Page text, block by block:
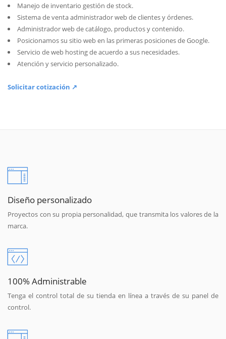
Manejo de inventario gestión de stock.
Sistema de venta administrador web de clientes y órdenes.
Administrador web de catálogo, productos y contenido.
Posicionamos su sitio web en las primeras posiciones de Google.
Servicio de web hosting de acuerdo a sus necesidades.
Atención y servicio personalizado.
Solicitar cotización ↗
Diseño personalizado
Proyectos con su propia personalidad, que transmita los valores de la
marca.
100% Administrable
Tenga el control total de su tienda en línea a través de su panel de
control.